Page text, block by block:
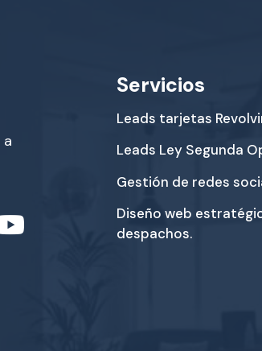
a
Servicios
Leads tarjetas
Leads Ley Segunda
Gestión de redes
Diseño web
despachos.